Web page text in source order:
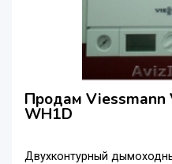
Продам
WH1D
Двухконтурный